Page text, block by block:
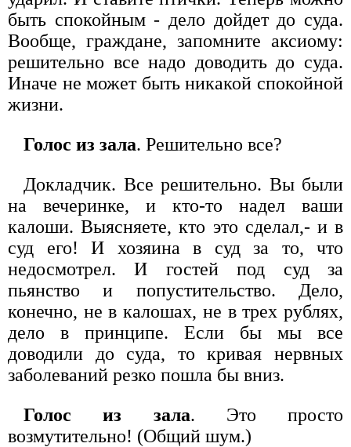
быть спокойным - дело дойдет до суда.
Вообще, граждане, запомните аксиому:
решительно все надо доводить до суда.
Иначе не может быть никакой спокойной
жизни.
Голос из зала. Решительно все?
Докладчик. Все решительно. Вы были
на вечеринке, и кто-то надел ваши
калоши. Выясняете, кто это сделал,- и в
суд его! И хозяина в суд за то, что
недосмотрел. И гостей под суд за
пьянство и попустительство. Дело,
конечно, не в калошах, не в трех рублях,
дело в принципе. Если бы мы все
доводили до суда, то кривая нервных
заболеваний резко пошла бы вниз.
Голос из зала. Это просто
возмутительно! (Общий шум.)